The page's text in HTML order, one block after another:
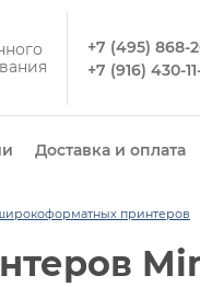
+7 (495) 868-
+7 (916) 430-
Доставка и оплата
принтеров